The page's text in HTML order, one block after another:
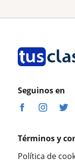
Seguinos en
Términos y
Política de